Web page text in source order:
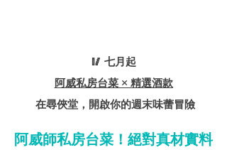
🥢 七月起
阿威私房台菜 × 精選酒款
在尋俠堂，開啟你的週末味蕾冒險
阿威師私房台菜！絕對真材實料